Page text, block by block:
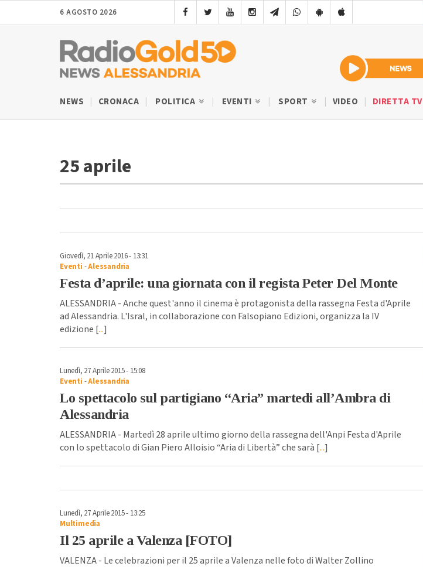
6 AGOSTO 2026
NEWS CRONACA POLITICA EVENTI SPORT VIDEO DIRETTA TV
25 aprile
Giovedì, 21 Aprile 2016 - 13:31
Eventi -Alessandria
Festa d’aprile: una giornata con il regista Peter Del Monte
ALESSANDRIA - Anche quest'anno il cinema è protagonista della rassegna Festa d'Aprile
ad Alessandria. L'Isral, in collaborazione con Falsopiano Edizioni, organizza la IV
edizione [...]
Lunedì, 27 Aprile 2015 - 15:08
Eventi -Alessandria
Lo spettacolo sul partigiano “Aria” martedi all’Ambra di
Alessandria
ALESSANDRIA - Martedì 28 aprile ultimo giorno della rassegna dell'Anpi Festa d'Aprile
con lo spettacolo di Gian Piero Alloisio “Aria di Libertà” che sarà [...]
Lunedì, 27 Aprile 2015 - 13:25
Multimedia
Il 25 aprile a Valenza [FOTO]
VALENZA - Le celebrazioni per il 25 aprile a Valenza nelle foto di Walter Zollino